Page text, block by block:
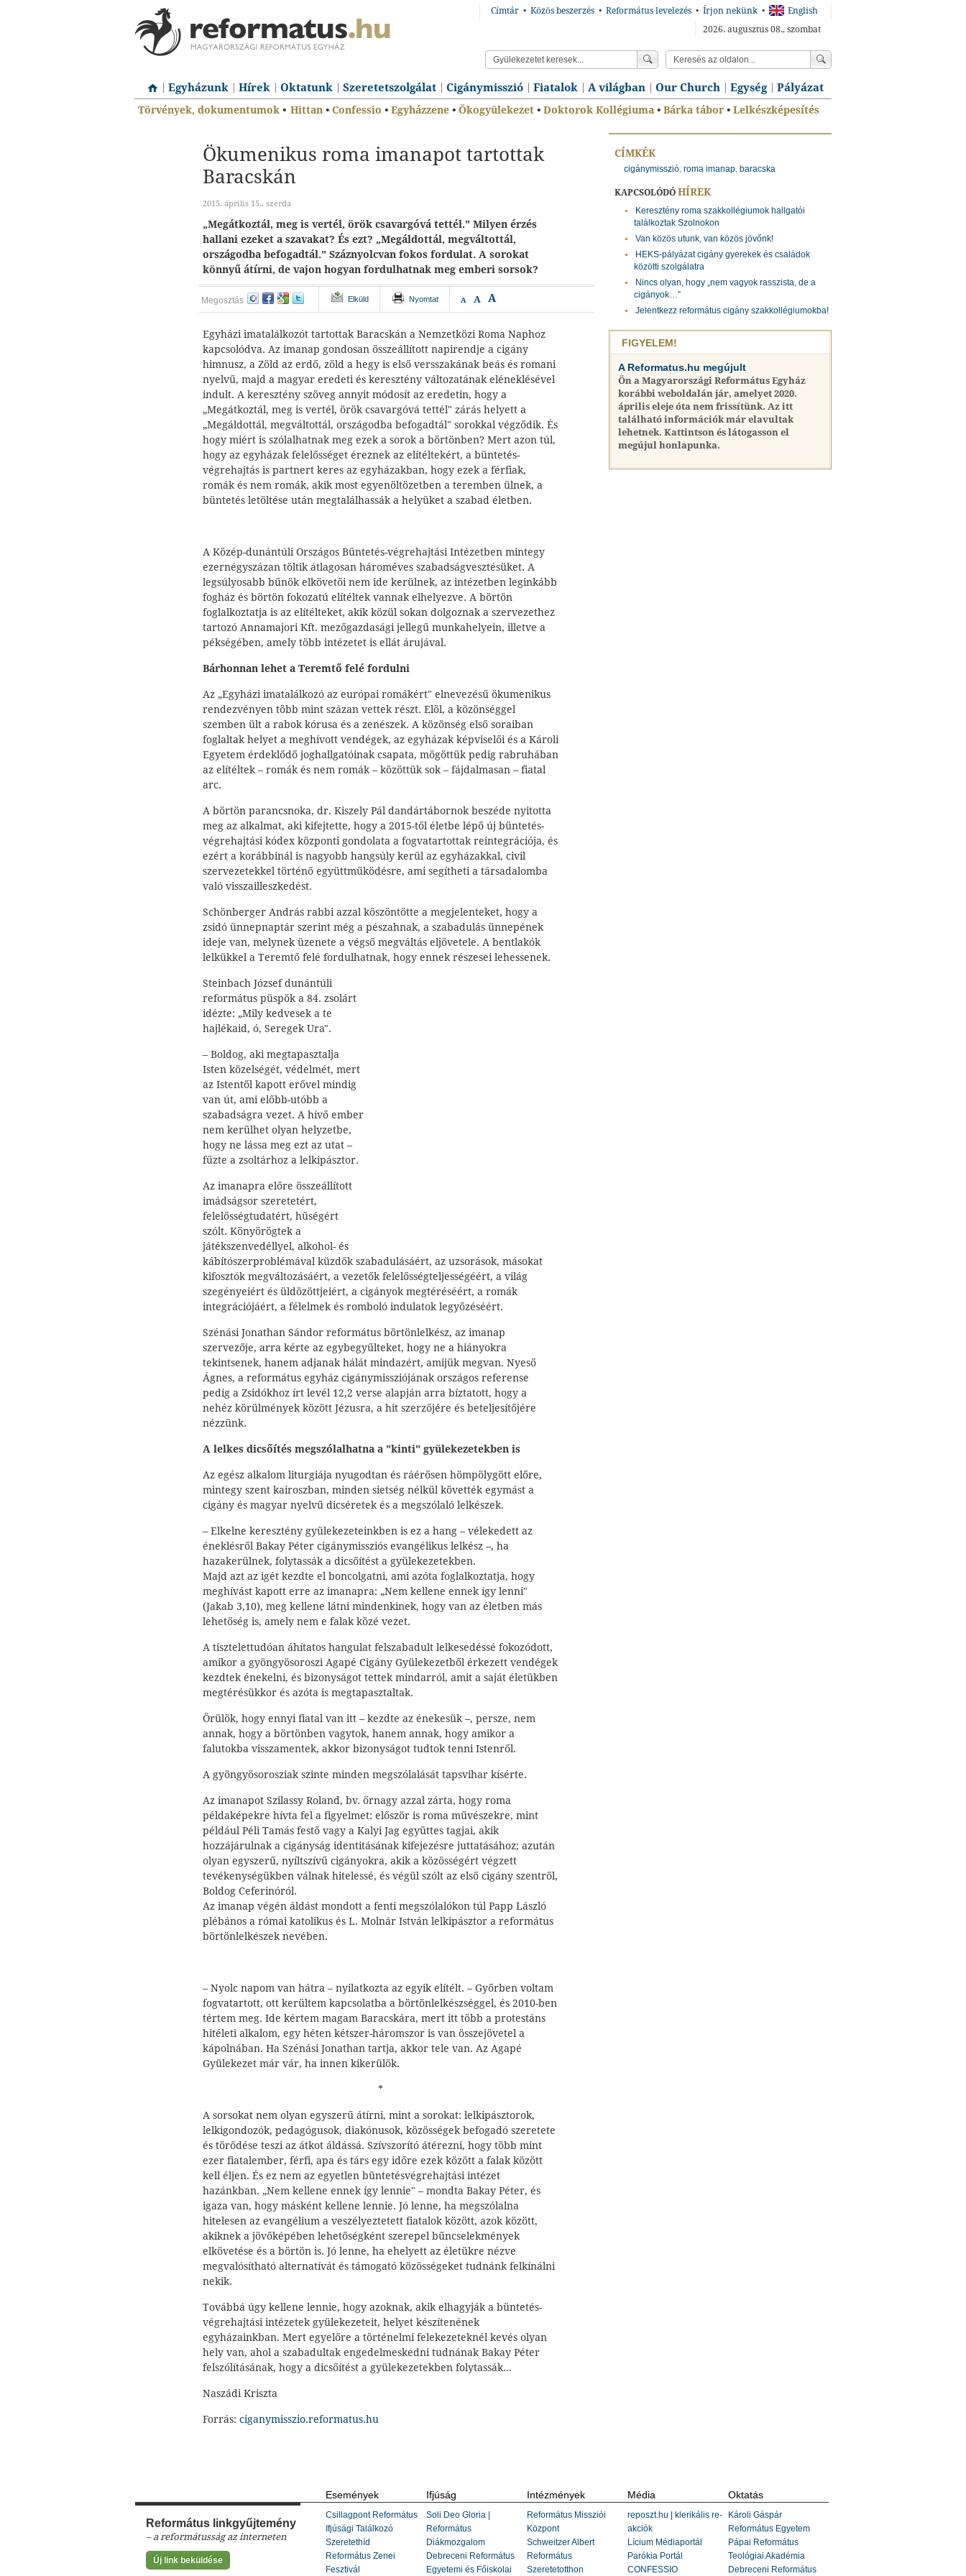
Címtár • Közös beszerzés • Református levelezés • Írjon nekünk •
English
2026. augusztus 08., szombat
Egyházunk Hírek Oktatunk Szeretetszolgálat Cigánymisszió Fiatalok A világban Our Church Egység Pályázat
Törvények, dokumentumok • Hittan • Confessio • Egyházzene • Ökogyülekezet • Doktorok Kollégiuma • Bárka tábor • Lelkészképesítés
Ökumenikus roma imanapot tartottak
Baracskán
2015. április 15., szerda
„Megátkoztál, meg is vertél, örök csavargóvá tettél." Milyen érzés
hallani ezeket a szavakat? És ezt? „Megáldottál, megváltottál,
országodba befogadtál." Száznyolcvan fokos fordulat. A sorokat
könnyű átírni, de vajon hogyan fordulhatnak meg emberi sorsok?
Megosztás Elküld Nyomtat A A A
Egyházi imatalálkozót tartottak Baracskán a Nemzetközi Roma Naphoz
kapcsolódva. Az imanap gondosan összeállított napirendje a cigány
himnusz, a Zöld az erdő, zöld a hegy is első versszakának beás és romani
nyelvű, majd a magyar eredeti és keresztény változatának eléneklésével
indult. A keresztény szöveg annyit módosít az eredetin, hogy a
„Megátkoztál, meg is vertél, örök csavargóvá tettél" zárás helyett a
„Megáldottál, megváltottál, országodba befogadtál" sorokkal végződik. És
hogy miért is szólalhatnak meg ezek a sorok a börtönben? Mert azon túl,
hogy az egyházak felelősséget éreznek az elítéltekért, a büntetés-
végrehajtás is partnert keres az egyházakban, hogy ezek a férfiak,
romák és nem romák, akik most egyenöltözetben a teremben ülnek, a
büntetés letöltése után megtalálhassák a helyüket a szabad életben.
A Közép-dunántúli Országos Büntetés-végrehajtási Intézetben mintegy
ezernégyszázan töltik átlagosan hároméves szabadságvesztésüket. A
legsúlyosabb bűnök elkövetői nem ide kerülnek, az intézetben leginkább
fogház és börtön fokozatú elítéltek vannak elhelyezve. A börtön
foglalkoztatja is az elítélteket, akik közül sokan dolgoznak a szervezethez
tartozó Annamajori Kft. mezőgazdasági jellegű munkahelyein, illetve a
pékségében, amely több intézetet is ellát árujával.
Bárhonnan lehet a Teremtő felé fordulni
Az „Egyházi imatalálkozó az európai romákért" elnevezésű ökumenikus
rendezvényen több mint százan vettek részt. Elöl, a közönséggel
szemben ült a rabok kórusa és a zenészek. A közönség első soraiban
foglaltak helyet a meghívott vendégek, az egyházak képviselői és a Károli
Egyetem érdeklődő joghallgatóinak csapata, mögöttük pedig rabruhában
az elítéltek – romák és nem romák – közöttük sok – fájdalmasan – fiatal
arc.
A börtön parancsnoka, dr. Kiszely Pál dandártábornok beszéde nyitotta
meg az alkalmat, aki kifejtette, hogy a 2015-től életbe lépő új büntetés-
végrehajtási kódex központi gondolata a fogvatartottak reintegrációja, és
ezért a korábbinál is nagyobb hangsúly kerül az egyházakkal, civil
szervezetekkel történő együttműködésre, ami segítheti a társadalomba
való visszailleszkedést.
Schönberger András rabbi azzal köszöntötte a megjelenteket, hogy a
zsidó ünnepnaptár szerint még a pészahnak, a szabadulás ünnepének
ideje van, melynek üzenete a végső megváltás eljövetele. A bentlakók
lelkükkel a Teremtő felé fordulhatnak, hogy ennek részesei lehessenek.
Steinbach József dunántúli
református püspök a 84. zsolárt
idézte: „Mily kedvesek a te
hajlékaid, ó, Seregek Ura".
– Boldog, aki megtapasztalja
Isten közelségét, védelmét, mert
az Istentől kapott erővel mindig
van út, ami előbb-utóbb a
szabadságra vezet. A hívő ember
nem kerülhet olyan helyzetbe,
hogy ne lássa meg ezt az utat –
fűzte a zsoltárhoz a lelkipásztor.
Az imanapra előre összeállított
imádságsor szeretetért,
felelősségtudatért, hűségért
szólt. Könyörögtek a
játékszenvedéllyel, alkohol- és
kábítószerproblémával küzdők szabadulásáért, az uzsorások, másokat
kifosztók megváltozásáért, a vezetők felelősségteljességéért, a világ
szegényeiért és üldözöttjeiért, a cigányok megtéréséért, a romák
integrációjáért, a félelmek és romboló indulatok legyőzéséért.
Szénási Jonathan Sándor református börtönlelkész, az imanap
szervezője, arra kérte az egybegyűlteket, hogy ne a hiányokra
tekintsenek, hanem adjanak hálát mindazért, amijük megvan. Nyeső
Ágnes, a református egyház cigánymissziójának országos referense
pedig a Zsidókhoz írt levél 12,2 verse alapján arra bíztatott, hogy a
nehéz körülmények között Jézusra, a hit szerzőjére és beteljesítőjére
nézzünk.
A lelkes dicsőítés megszólalhatna a "kinti" gyülekezetekben is
Az egész alkalom liturgiája nyugodtan és ráérősen hömpölygött előre,
mintegy szent kairoszban, minden sietség nélkül követték egymást a
cigány és magyar nyelvű dicséretek és a megszólaló lelkészek.
– Elkelne keresztény gyülekezeteinkben is ez a hang – vélekedett az
éneklésről Bakay Péter cigánymissziós evangélikus lelkész –, ha
hazakerülnek, folytassák a dicsőítést a gyülekezetekben.
Majd azt az igét kezdte el boncolgatni, ami azóta foglalkoztatja, hogy
meghívást kapott erre az imanapra: „Nem kellene ennek így lenni"
(Jakab 3,10), meg kellene látni mindenkinek, hogy van az életben más
lehetőség is, amely nem e falak közé vezet.
A tisztelettudóan áhítatos hangulat felszabadult lelkesedéssé fokozódott,
amikor a gyöngyösoroszi Agapé Cigány Gyülekezetből érkezett vendégek
kezdtek énekelni, és bizonyságot tettek mindarról, amit a saját életükben
megtérésükkor és azóta is megtapasztaltak.
Örülök, hogy ennyi fiatal van itt – kezdte az énekesük –, persze, nem
annak, hogy a börtönben vagytok, hanem annak, hogy amikor a
falutokba visszamentek, akkor bizonyságot tudtok tenni Istenről.
A gyöngyösorosziak szinte minden megszólalását tapsvihar kísérte.
Az imanapot Szilassy Roland, bv. őrnagy azzal zárta, hogy roma
példaképekre hívta fel a figyelmet: először is roma művészekre, mint
például Péli Tamás festő vagy a Kalyi Jag együttes tagjai, akik
hozzájárulnak a cigányság identitásának kifejezésre juttatásához; azután
olyan egyszerű, nyíltszívű cigányokra, akik a közösségért végzett
tevékenységükben válnak hitelessé, és végül szólt az első cigány szentről,
Boldog Ceferinóról.
Az imanap végén áldást mondott a fenti megszólalókon túl Papp László
plébános a római katolikus és L. Molnár István lelkipásztor a református
börtönlelkészek nevében.
– Nyolc napom van hátra – nyilatkozta az egyik elítélt. – Győrben voltam
fogvatartott, ott kerültem kapcsolatba a börtönlelkészséggel, és 2010-ben
tértem meg. Ide kértem magam Baracskára, mert itt több a protestáns
hitéleti alkalom, egy héten kétszer-háromszor is van összejövetel a
kápolnában. Ha Szénási Jonathan tartja, akkor tele van. Az Agapé
Gyülekezet már vár, ha innen kikerülök.
*
A sorsokat nem olyan egyszerű átírni, mint a sorokat: lelkipásztorok,
lelkigondozók, pedagógusok, diakónusok, közösségek befogadó szeretete
és törődése teszi az átkot áldássá. Szívszorító átérezni, hogy több mint
ezer fiatalember, férfi, apa és társ egy időre ezek között a falak között
kell éljen. És ez nem az egyetlen büntetésvégrehajtási intézet
hazánkban. „Nem kellene ennek így lennie" – mondta Bakay Péter, és
igaza van, hogy másként kellene lennie. Jó lenne, ha megszólalna
hitelesen az evangélium a veszélyeztetett fiatalok között, azok között,
akiknek a jövőképében lehetőségként szerepel bűncselekmények
elkövetése és a börtön is. Jó lenne, ha ehelyett az életükre nézve
megvalósítható alternatívát és támogató közösségeket tudnánk felkínálni
nekik.
Továbbá úgy kellene lennie, hogy azoknak, akik elhagyják a büntetés-
végrehajtási intézetek gyülekezeteit, helyet készítenének
egyházainkban. Mert egyelőre a történelmi felekezeteknél kevés olyan
hely van, ahol a szabadultak engedelmeskedni tudnának Bakay Péter
felszólításának, hogy a dicsőítést a gyülekezetekben folytassák...
Naszádi Kriszta
Forrás: ciganymisszio.reformatus.hu
CÍMKÉK
cigánymisszió, roma imanap, baracska
KAPCSOLÓDÓ HÍREK
Keresztény roma szakkollégiumok hallgatói
találkoztak Szolnokon
Van közös utunk, van közös jövőnk!
HEKS-pályázat cigány gyerekek és családok
közötti szolgálatra
Nincs olyan, hogy „nem vagyok rasszista, de a
cigányok…”
Jelentkezz református cigány szakkollégiumokba!
FIGYELEM!
A Reformatus.hu megújult
Ön a Magyarországi Református Egyház
korábbi weboldalán jár, amelyet 2020.
április eleje óta nem frissítünk. Az itt
található információk már elavultak
lehetnek. Kattintson és látogasson el
megújul honlapunka.
Református linkgyűjtemény
– a reformátusság az interneten
Új link beküldése
Események
Csillagpont Református
Ifjúsági Találkozó
Szeretethíd
Református Zenei
Fesztivál
Ifjúság
Soli Deo Gloria |
Református
Diákmozgalom
Debreceni Református
Egyetemi és Főiskolai
Intézmények
Református Missziói
Központ
Schweitzer Albert
Református
Szeretetotthon
Média
reposzt.hu | klerikális re-
akciók
Lícium Médiaportál
Parókia Portál
CONFESSIO
Oktatás
Károli Gáspár
Református Egyetem
Pápai Református
Teológiai Akadémia
Debreceni Református